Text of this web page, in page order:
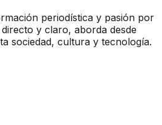
periodística y pasión por
y claro, aborda desde
sociedad, cultura y tecnología.